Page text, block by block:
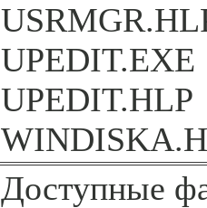
UPEDIT.EXE
UPEDIT.HLP
Доступные